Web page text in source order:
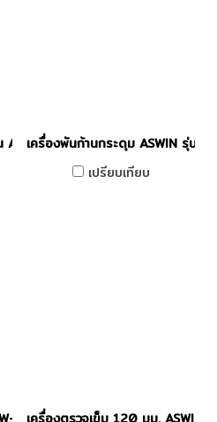
AW-60
เครื่องพันก้านกระดุม ASWIN รุ่น
เปรียบเทียบ